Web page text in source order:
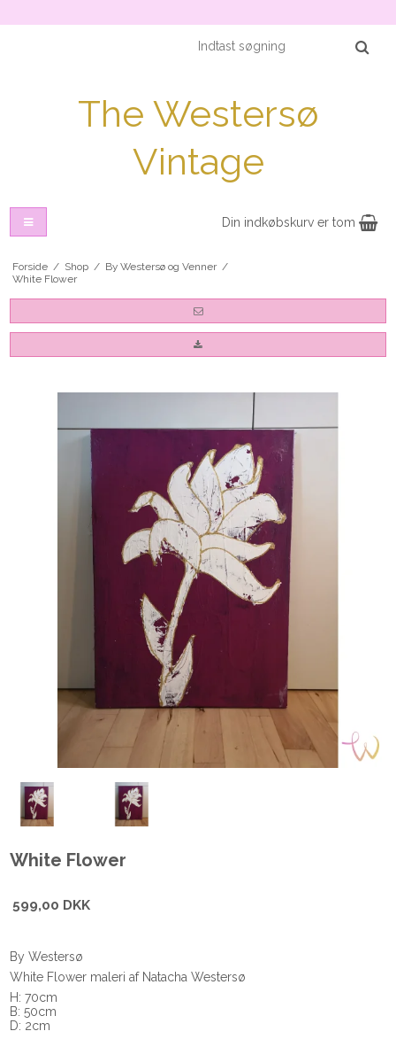
The Westersø
Vintage
Din indkøbskurv er tom
Forside / Shop / By Westersø og Venner /
White Flower
White Flower
599,00 DKK
By Westersø
White Flower maleri af Natacha Westersø
H: 70cm
B: 50cm
D: 2cm